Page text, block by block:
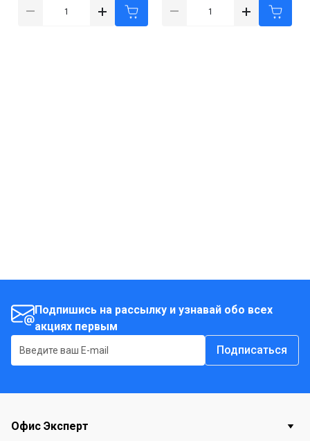
Подпишись на рассылку и узнавай обо всех
акциях первым
Подписаться
Офис Эксперт